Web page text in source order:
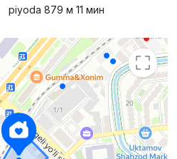
piyoda 879 м 11 мин